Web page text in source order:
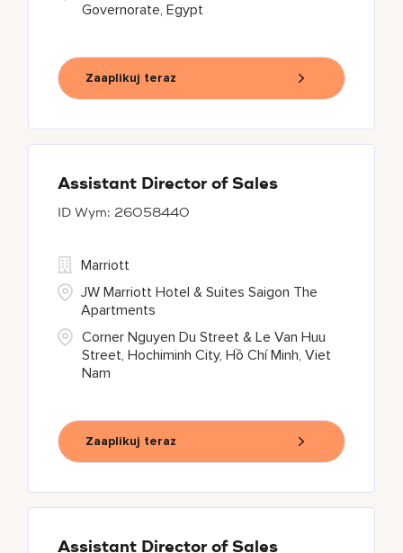
Governorate, Egypt
Zaaplikuj teraz
Assistant Director of Sales
26058440
Corner Nguyen Du Street & Le Van Huu
Street, Hochiminh City, Hồ Chí Minh, Viet
Nam
Marriott
JW Marriott Hotel & Suites Saigon The
Apartments
Zaaplikuj teraz
Assistant Director of Sales